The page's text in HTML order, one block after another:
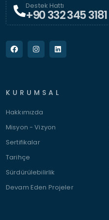
Destek Hattı
+90 332 345 3181
KURUMSAL
Hakkımızda
Misyon - Vizyon
Sertifikalar
Tarihçe
Sürdürülebilirlik
Devam Eden Projeler